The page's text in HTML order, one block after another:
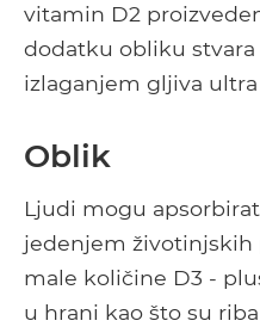
vitamin D2
dodatku obliku
izlaganjem gljiva
Oblik
Ljudi mogu
jedenjem životinjskih
male količine D3 -
u hrani kao što su